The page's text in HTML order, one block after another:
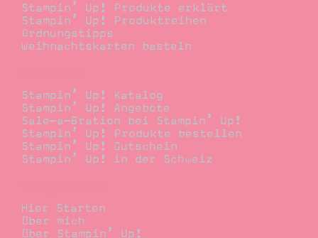
Stampin’ Up! Produkte erklärt
Stampin’ Up! Produktreihen
Ordnungstipps
Weihnachtskarten basteln
Stampin’ Up! Katalog
Stampin’ Up! Angebote
Sale-a-Bration bei Stampin’ Up!
Stampin’ Up! Produkte bestellen
Stampin’ Up! Gutschein
Stampin’ Up! in der Schweiz
Hier Starten
Über mich
Über Stampin’ Up!